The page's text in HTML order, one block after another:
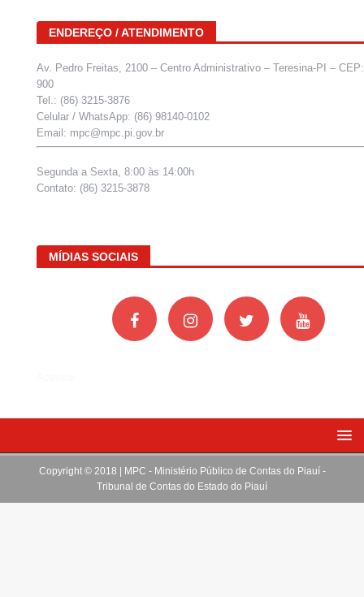
ENDEREÇO / ATENDIMENTO
Av. Pedro Freitas, 2100 – Centro Administrativo – Teresina-PI –
900
Tel.: (86) 3215-3876
Celular / WhatsApp: (86) 98140-0102
Email: mpc@mpc.pi.gov.br
Segunda a Sexta, 8:00 às 14:00h
Contato: (86) 3215-3878
MÍDIAS SOCIAIS
Copyright © 2018 | MPC - Ministério Público de Contas do Piauí -
Tribunal de Contas do Estado do Piauí